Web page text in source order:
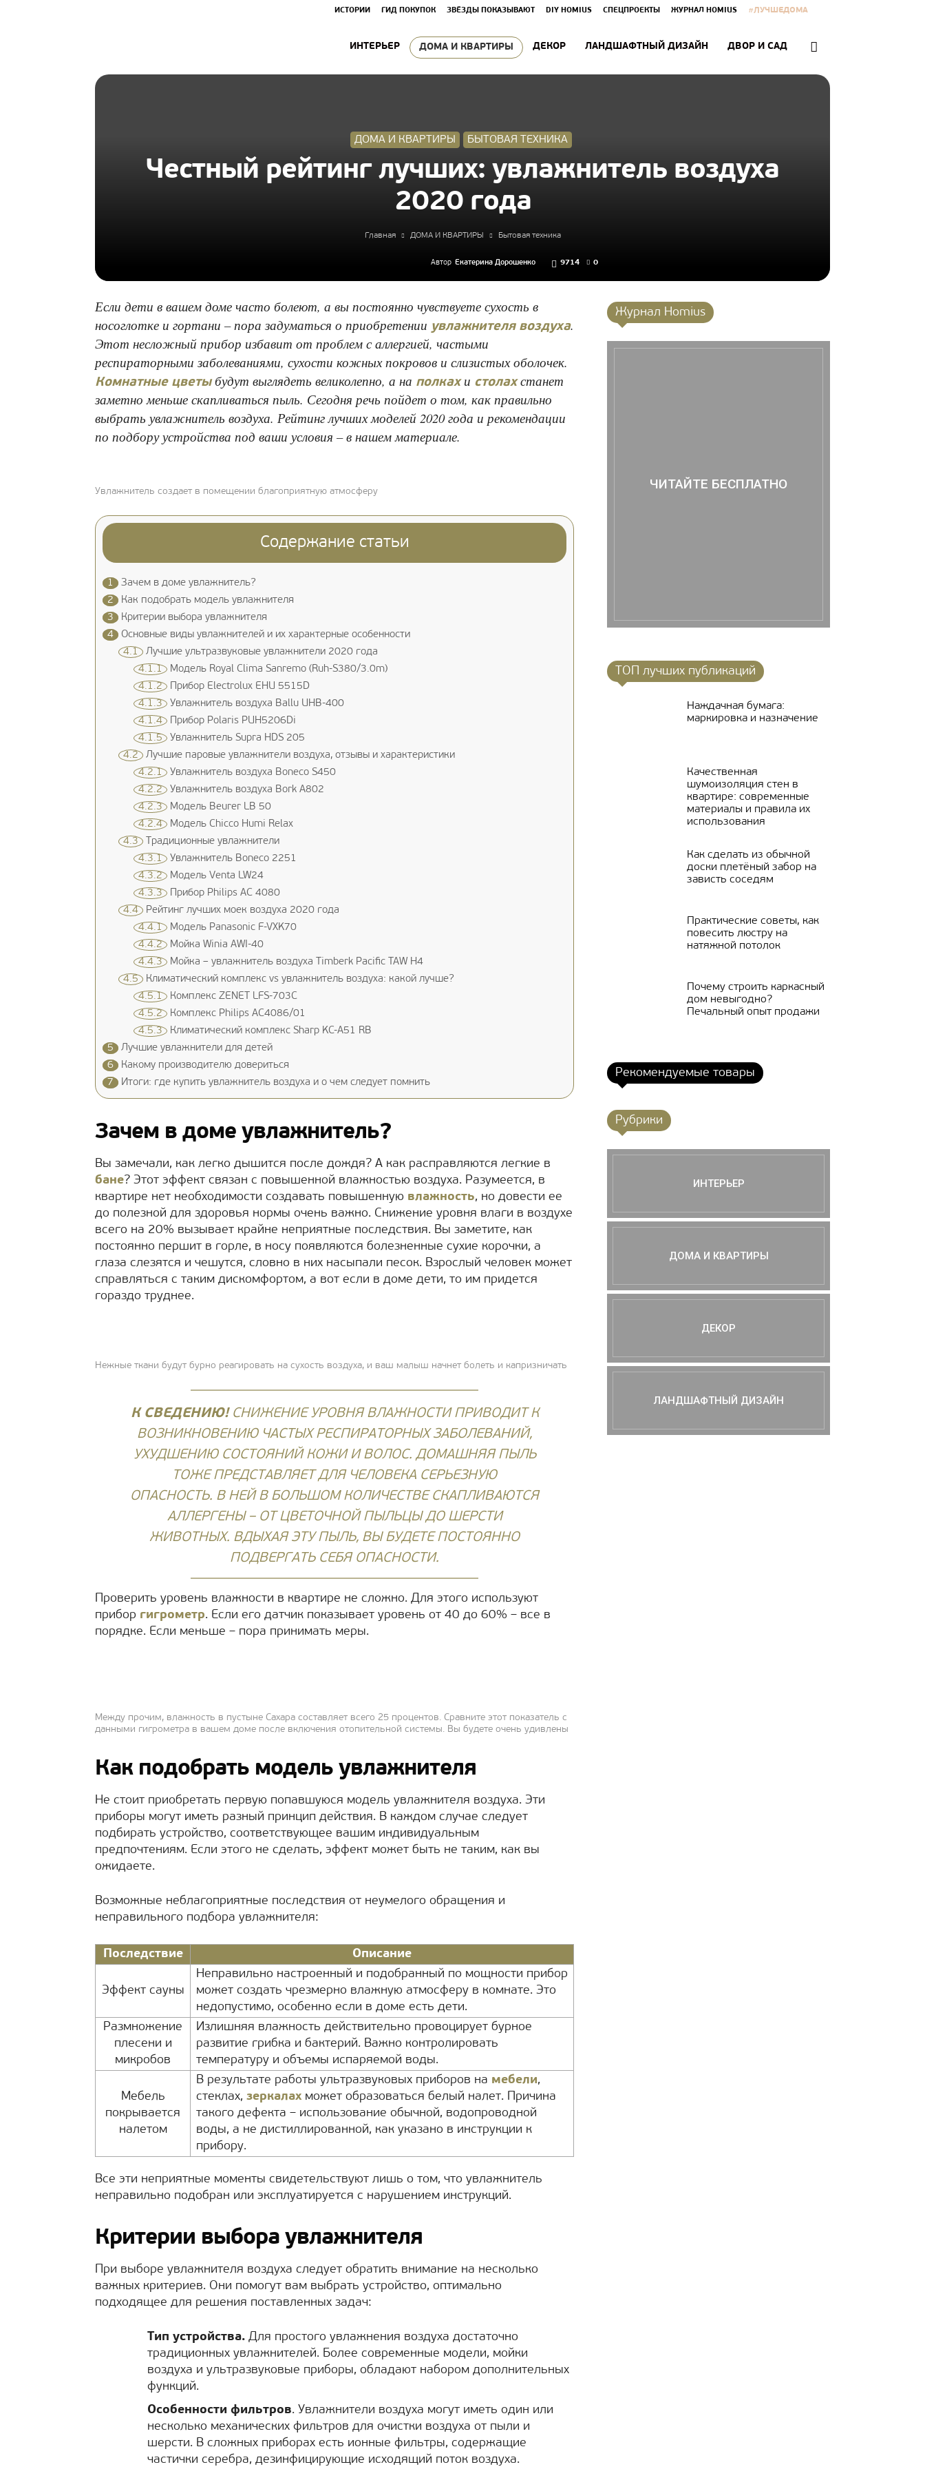
ИСТОРИИ ГИД ПОКУПОК ЗВЁЗДЫ ПОКАЗЫВАЮТ DIY HOMIUS СПЕЦПРОЕКТЫ ЖУРНАЛ HOMIUS #ЛУЧШЕДОМА
ИНТЕРЬЕР ДОМА И КВАРТИРЫ ДЕКОР ЛАНДШАФТНЫЙ ДИЗАЙН ДВОР И САД
ДОМА И КВАРТИРЫ БЫТОВАЯ ТЕХНИКА
Честный рейтинг лучших: увлажнитель воздуха
2020 года
Главная ДОМА И КВАРТИРЫ Бытовая техника
Автор Екатерина Дорошенко 9714 0
Если дети в вашем доме часто болеют, а вы постоянно чувствуете сухость в
носоглотке и гортани – пора задуматься о приобретении увлажнителя воздуха.
Этот несложный прибор избавит от проблем с аллергией, частыми
респираторными заболеваниями, сухости кожных покровов и слизистых оболочек.
Комнатные цветыбудут выглядеть великолепно, а на полкахи столахстанет
заметно меньше скапливаться пыль. Сегодня речь пойдет о том, как правильно
выбрать увлажнитель воздуха. Рейтинг лучших моделей 2020 года и рекомендации
по подбору устройства под ваши условия – в нашем материале.
Увлажнитель создает в помещении благоприятную атмосферу
Содержание статьи
1
Зачем в доме увлажнитель?
2
Как подобрать модель увлажнителя
3
Критерии выбора увлажнителя
4
Основные виды увлажнителей и их характерные особенности
4.1 Лучшие ультразвуковые увлажнители 2020 года
4.1.1
Модель Royal Clima Sanremo (Ruh-S380/3.0m)
4.1.2
Прибор Еlectrolux ЕHU 5515D
4.1.3
Увлажнитель воздуха Ballu UHB-400
4.1.4
Прибор Рolaris РUH5206Di
4.1.5
Увлажнитель Supra HDS 205
4.2 Лучшие паровые увлажнители воздуха, отзывы и характеристики
4.2.1
Увлажнитель воздуха Boneco S450
4.2.2
Увлажнитель воздуха Bork А802
4.2.3
Модель Beurer LB 50
4.2.4
Модель Chicco Humi Relax
4.3 Традиционные увлажнители
4.3.1
Увлажнитель Boneco 2251
4.3.2
Модель Venta LW24
4.3.3
Прибор Philips AC 4080
4.4 Рейтинг лучших моек воздуха 2020 года
4.4.1
Модель Panasonic F-VXK70
4.4.2
Мойка Winia AWI-40
4.4.3
Мойка – увлажнитель воздуха Timberk Pacific TAW H4
4.5 Климатический комплекс vs увлажнитель воздуха: какой лучше?
4.5.1
Комплекс ZENET LFS-703C
4.5.2
Комплекс Philips AC4086/01
4.5.3
Климатический комплекс Sharp KC-A51 RB
5
Лучшие увлажнители для детей
6
Какому производителю довериться
7
Итоги: где купить увлажнитель воздуха и о чем следует помнить
Зачем в доме увлажнитель?
Вы замечали, как легко дышится после дождя? А как расправляются легкие в
бане? Этот эффект связан с повышенной влажностью воздуха. Разумеется, в
квартире нет необходимости создавать повышенную влажность, но довести ее
до полезной для здоровья нормы очень важно. Снижение уровня влаги в воздухе
всего на 20% вызывает крайне неприятные последствия. Вы заметите, как
постоянно першит в горле, в носу появляются болезненные сухие корочки, а
глаза слезятся и чешутся, словно в них насыпали песок. Взрослый человек может
справляться с таким дискомфортом, а вот если в доме дети, то им придется
гораздо труднее.
Нежные ткани будут бурно реагировать на сухость воздуха, и ваш малыш начнет болеть и капризничать
К СВЕДЕНИЮ!СНИЖЕНИЕ УРОВНЯ ВЛАЖНОСТИ ПРИВОДИТ К
ВОЗНИКНОВЕНИЮ ЧАСТЫХ РЕСПИРАТОРНЫХ ЗАБОЛЕВАНИЙ,
УХУДШЕНИЮ СОСТОЯНИЙ КОЖИ И ВОЛОС. ДОМАШНЯЯ ПЫЛЬ
ТОЖЕ ПРЕДСТАВЛЯЕТ ДЛЯ ЧЕЛОВЕКА СЕРЬЕЗНУЮ
ОПАСНОСТЬ. В НЕЙ В БОЛЬШОМ КОЛИЧЕСТВЕ СКАПЛИВАЮТСЯ
АЛЛЕРГЕНЫ – ОТ ЦВЕТОЧНОЙ ПЫЛЬЦЫ ДО ШЕРСТИ
ЖИВОТНЫХ. ВДЫХАЯ ЭТУ ПЫЛЬ, ВЫ БУДЕТЕ ПОСТОЯННО
ПОДВЕРГАТЬ СЕБЯ ОПАСНОСТИ.
Проверить уровень влажности в квартире не сложно. Для этого используют
прибор гигрометр. Если его датчик показывает уровень от 40 до 60% – все в
порядке. Если меньше – пора принимать меры.
Между прочим, влажность в пустыне Сахара составляет всего 25 процентов. Сравните этот показатель с
данными гигрометра в вашем доме после включения отопительной системы. Вы будете очень удивлены
Как подобрать модель увлажнителя
Не стоит приобретать первую попавшуюся модель увлажнителя воздуха. Эти
приборы могут иметь разный принцип действия. В каждом случае следует
подбирать устройство, соответствующее вашим индивидуальным
предпочтениям. Если этого не сделать, эффект может быть не таким, как вы
ожидаете.
Возможные неблагоприятные последствия от неумелого обращения и
неправильного подбора увлажнителя:
Последствие Описание
Эффект сауны
Неправильно настроенный и подобранный по мощности прибор
может создать чрезмерно влажную атмосферу в комнате. Это
недопустимо, особенно если в доме есть дети.
Размножение
плесени и
микробов
Излишняя влажность действительно провоцирует бурное
развитие грибка и бактерий. Важно контролировать
температуру и объемы испаряемой воды.
Мебель
покрывается
налетом
В результате работы ультразвуковых приборов на мебели,
стеклах, зеркалах может образоваться белый налет. Причина
такого дефекта – использование обычной, водопроводной
воды, а не дистиллированной, как указано в инструкции к
прибору.
Все эти неприятные моменты свидетельствуют лишь о том, что увлажнитель
неправильно подобран или эксплуатируется с нарушением инструкций.
Критерии выбора увлажнителя
При выборе увлажнителя воздуха следует обратить внимание на несколько
важных критериев. Они помогут вам выбрать устройство, оптимально
подходящее для решения поставленных задач:
Тип устройства. Для простого увлажнения воздуха достаточно
традиционных увлажнителей. Более современные модели, мойки
воздуха и ультразвуковые приборы, обладают набором дополнительных
функций.
Особенности фильтров. Увлажнители воздуха могут иметь один или
несколько механических фильтров для очистки воздуха от пыли и
шерсти. В сложных приборах есть ионные фильтры, содержащие
частички серебра, дезинфицирующие исходящий поток воздуха.
Журнал Homius
ЧИТАЙТЕ БЕСПЛАТНО
ТОП лучших публикаций
Наждачная бумага:
маркировка и назначение
Качественная
шумоизоляция стен в
квартире: современные
материалы и правила их
использования
Как сделать из обычной
доски плетёный забор на
зависть соседям
Практические советы, как
повесить люстру на
натяжной потолок
Почему строить каркасный
дом невыгодно?
Печальный опыт продажи
Рекомендуемые товары
Рубрики
ИНТЕРЬЕР
ДОМА И КВАРТИРЫ
ДЕКОР
ЛАНДШАФТНЫЙ ДИЗАЙН